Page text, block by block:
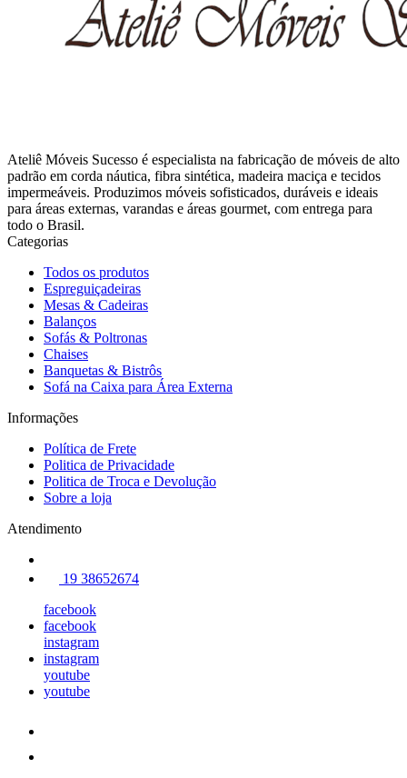
Ateliê Móveis Sucesso é especialista na fabricação de móveis de alto
padrão em corda náutica, fibra sintética, madeira maciça e tecidos
impermeáveis. Produzimos móveis sofisticados, duráveis e ideais
para áreas externas, varandas e áreas gourmet, com entrega para
todo o Brasil.
Categorias
Todos os produtos
Espreguiçadeiras
Mesas & Cadeiras
Balanços
Sofás & Poltronas
Chaises
Banquetas & Bistrôs
Sofá na Caixa para Área Externa
Informações
Política de Frete
Politica de Privacidade
Politica de Troca e Devolução
Sobre a loja
Atendimento
19 38652674
facebook
facebook
instagram
instagram
youtube
youtube